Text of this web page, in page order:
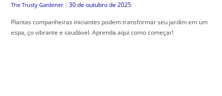
The Trusty Gardener | 30 de outubro de 2025
Plantas companheiras iniciantes podem transformar seu jardim em um
espa, ço vibrante e saudável. Aprenda aqui como começar!